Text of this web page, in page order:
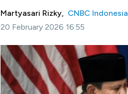
Martyasari Rizky, CNBC Indonesia
20 February 2026 16:55